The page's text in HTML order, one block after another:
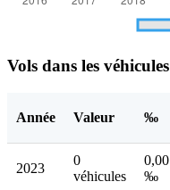
Vols dans les véhicules
Année Valeur ‰
2023
0
véhicules
0,00
‰